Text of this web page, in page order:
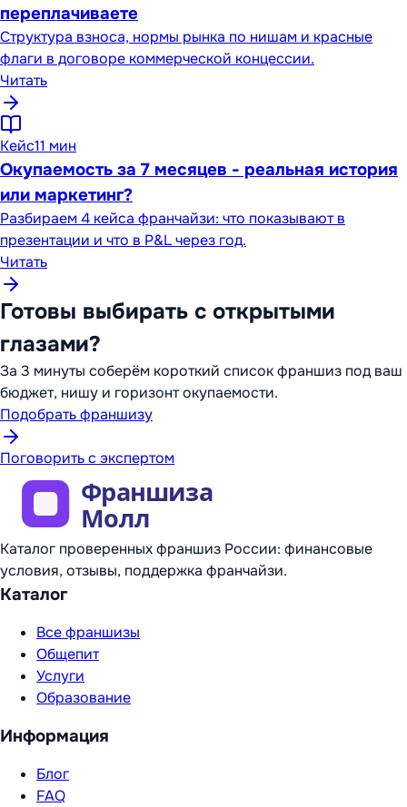
переплачиваете
Структура взноса, нормы рынка по нишам и красные
флаги в договоре коммерческой концессии.
Читать
Кейс11 мин
Окупаемость за 7 месяцев - реальная история
или маркетинг?
Разбираем 4 кейса франчайзи: что показывают в
презентации и что в P&L через год.
Читать
Готовы выбирать с открытыми
глазами?
За 3 минуты соберём короткий список франшиз под ваш
бюджет, нишу и горизонт окупаемости.
Подобрать франшизу
Поговорить с экспертом
Каталог проверенных франшиз России: финансовые
условия, отзывы, поддержка франчайзи.
Каталог
Все франшизы
Общепит
Услуги
Образование
Информация
Блог
FAQ